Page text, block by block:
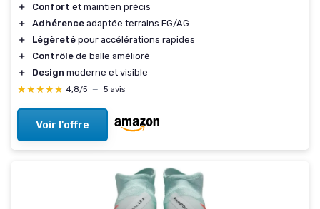
＋ Confort et maintien précis
＋
Adhérence adaptée terrains FG/AG
＋
Légèreté pour accélérations rapides
＋
Contrôle de balle amélioré
＋
Design moderne et visible
★★★★★
★★★★★ 4,8/5 — 5 avis
Voir l'offre